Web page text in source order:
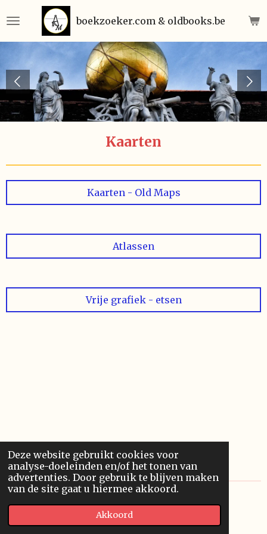
Deze website gebruikt cookies voor
analyse-doeleinden en/of het tonen van
advertenties. Door gebruik te blijven maken
van de site gaat u hiermee akkoord.
Akkoord
direct
naar
hoofdinhoud
boekzoeker.com & oldbooks.be
Kaarten
Kaarten - Old Maps
Atlassen
Vrije grafiek - etsen